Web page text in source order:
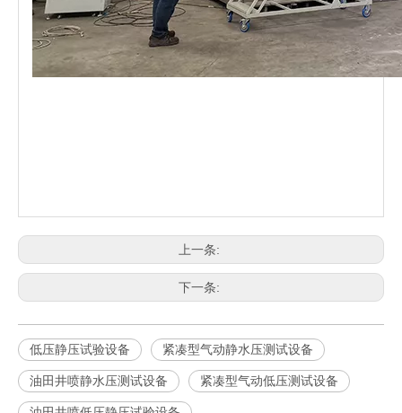
上一条:
下一条:
低压静压试验设备 紧凑型气动静水压测试设备
油田井喷静水压测试设备 紧凑型气动低压测试设备